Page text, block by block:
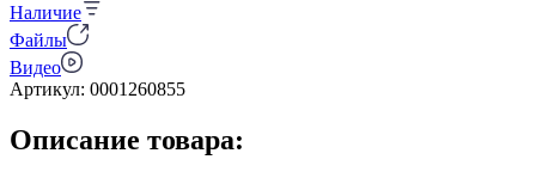
Наличие
Файлы
Видео
Артикул: 0001260855
Описание товара: